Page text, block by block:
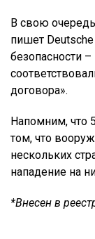
В свою
пишет Deutsche
безопасности
договора».
Напомним, что
том, что
нескольких
нападение на
*Внесен в